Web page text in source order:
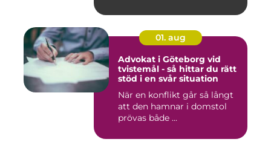
01. aug
Advokat i Göteborg vid
tvistemål - så hittar du rätt
stöd i en svår situation
När en konflikt går så långt
att den hamnar i domstol
prövas både ...